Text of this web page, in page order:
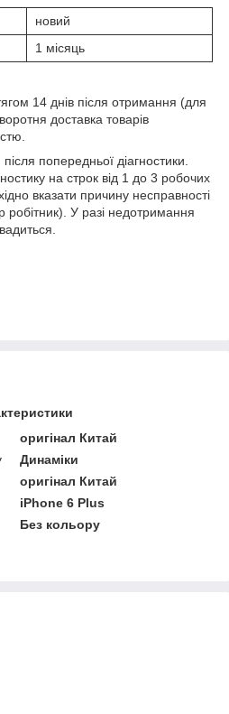
новий
1 місяць
14 днів після отримання (для
доставка товарів
попередньої діагностики.
на строк від 1 до 3 робочих
вказати причину несправності
У разі недотримання
оригінал Китай
Динаміки
оригінал Китай
iPhone 6 Plus
Без кольору